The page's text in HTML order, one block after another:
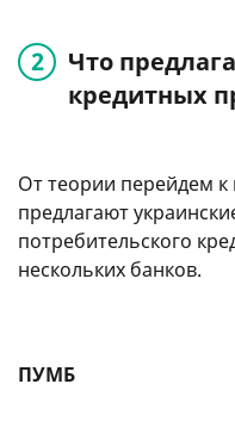
Что
кредитных
От теории перейдем к
предлагают
потребительского
нескольких банков.
ПУМБ